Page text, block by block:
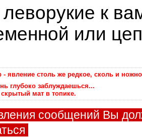
леворукие к
или
- явление столь же редкое, сколь и
глубоко заблуждаешься...
мат в топике.
сообщений Вы